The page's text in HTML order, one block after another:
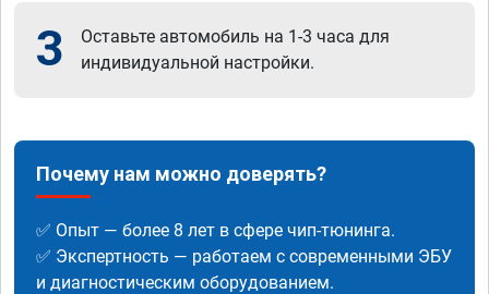
3
Оставьте автомобиль на 1-3 часа для
индивидуальной настройки.
Почему нам можно доверять?
✅ Опыт — более 8 лет в сфере чип-тюнинга.
✅ Экспертность — работаем с современными ЭБУ
и диагностическим оборудованием.